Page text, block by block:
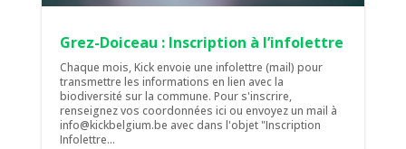
Grez-Doiceau : Inscription à l’infolettre
Chaque mois, Kick envoie une infolettre (mail) pour
transmettre les informations en lien avec la
biodiversité sur la commune. Pour s'inscrire,
renseignez vos coordonnées ici ou envoyez un mail à
info@kickbelgium.be avec dans l'objet "Inscription
Infolettre...